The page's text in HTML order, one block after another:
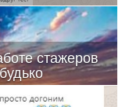
стажеров